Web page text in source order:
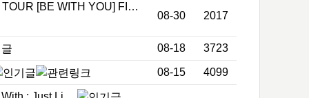
[BE WITH YOU] FI…
08-30 2017
08-18 3723
08-15 4099